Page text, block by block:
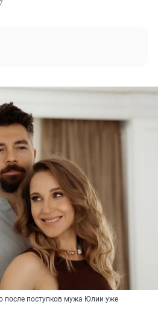
после поступков мужа Юлии уже